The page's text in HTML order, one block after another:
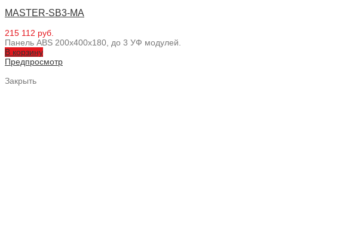
MASTER-SB3-MA
215 112 руб.
Панель ABS 200х400х180, до 3 УФ модулей.
В корзину
Предпросмотр
Закрыть